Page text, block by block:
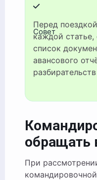
Совет
Перед поездкой уточните у HR или бухгалтерии: лимиты по
каждой
список
авансового
обращать
При